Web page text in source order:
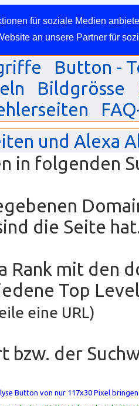
für soziale Medien
an unsere Partner für
Button -
Bildgrösse
und Alexa
in folgenden
die Seite
Rank mit den
Top
eine URL)
bzw. der
Button von nur 117x30 Pixel